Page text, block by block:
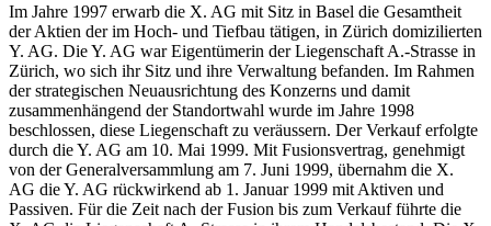
Im Jahre 1997 erwarb die X. AG mit Sitz in Basel die Gesamtheit
der Aktien der im Hoch- und Tiefbau tätigen, in Zürich domizilierten
Y. AG. Die Y. AG war Eigentümerin der Liegenschaft A.-Strasse in
Zürich, wo sich ihr Sitz und ihre Verwaltung befanden. Im Rahmen
der strategischen Neuausrichtung des Konzerns und damit
zusammenhängend der Standortwahl wurde im Jahre 1998
beschlossen, diese Liegenschaft zu veräussern. Der Verkauf erfolgte
durch die Y. AG am 10. Mai 1999. Mit Fusionsvertrag, genehmigt
von der Generalversammlung am 7. Juni 1999, übernahm die X.
AG die Y. AG rückwirkend ab 1. Januar 1999 mit Aktiven und
Passiven. Für die Zeit nach der Fusion bis zum Verkauf führte die